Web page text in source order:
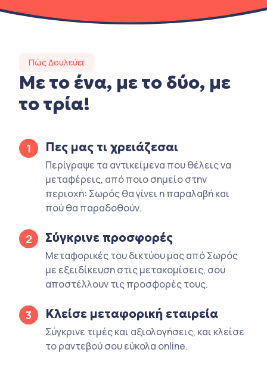
Πώς Δουλεύει
Με το ένα, με το δύο, με
το τρία!
1 Πες μας τι χρειάζεσαι
Περίγραψε τα αντικείμενα που θέλεις να
μεταφέρεις, από ποιο σημείο στην
περιοχή: Σωρός θα γίνει η παραλαβή και
πού θα παραδοθούν.
2 Σύγκρινε προσφορές
Μεταφορικές του δικτύου μας από Σωρός
με εξειδίκευση στις μετακομίσεις, σου
αποστέλλουν τις προσφορές τους.
3 Κλείσε μεταφορική εταιρεία
Σύγκρινε τιμές και αξιολογήσεις, και κλείσε
το ραντεβού σου εύκολα online.